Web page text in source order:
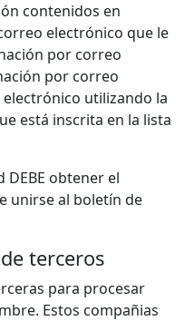
contenidos en
electrónico que le
por correo
por correo
utilizando la
está inscrita en la lista
DEBE obtener el
unirse al boletín de
terceros
para procesar
Estos compañias